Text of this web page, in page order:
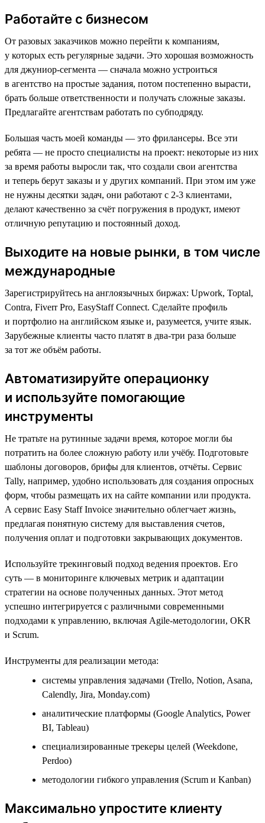
Работайте с бизнесом
От разовых заказчиков можно перейти к компаниям,
у которых есть регулярные задачи. Это хорошая возможность
для джуниор-сегмента — сначала можно устроиться
в агентство на простые задания, потом постепенно вырасти,
брать больше ответственности и получать сложные заказы.
Предлагайте агентствам работать по субподряду.
Большая часть моей команды — это фрилансеры. Все эти
ребята — не просто специалисты на проект: некоторые из них
за время работы выросли так, что создали свои агентства
и теперь берут заказы и у других компаний. При этом им уже
не нужны десятки задач, они работают с 2-3 клиентами,
делают качественно за счёт погружения в продукт, имеют
отличную репутацию и постоянный доход.
Выходите на новые рынки, в том числе
международные
Зарегистрируйтесь на англоязычных биржах: Upwork, Toptal,
Contra, Fiverr Pro, EasyStaff Connect. Сделайте профиль
и портфолио на английском языке и, разумеется, учите язык.
Зарубежные клиенты часто платят в два-три раза больше
за тот же объём работы.
Автоматизируйте операционку
и используйте помогающие
инструменты
Не тратьте на рутинные задачи время, которое могли бы
потратить на более сложную работу или учёбу. Подготовьте
шаблоны договоров, брифы для клиентов, отчёты. Сервис
Tally, например, удобно использовать для создания опросных
форм, чтобы размещать их на сайте компании или продукта.
А сервис Easy Staff Invoice значительно облегчает жизнь,
предлагая понятную систему для выставления счетов,
получения оплат и подготовки закрывающих документов.
Используйте трекинговый подход ведения проектов. Его
суть — в мониторинге ключевых метрик и адаптации
стратегии на основе полученных данных. Этот метод
успешно интегрируется с различными современными
подходами к управлению, включая Agile-методологии, OKR
и Scrum.
Инструменты для реализации метода:
системы управления задачами (Trello, Notion, Asana,
Calendly, Jira, Monday.com)
аналитические платформы (Google Analytics, Power
BI, Tableau)
специализированные трекеры целей (Weekdone,
Perdoo)
методологии гибкого управления (Scrum и Kanban)
Максимально упростите клиенту